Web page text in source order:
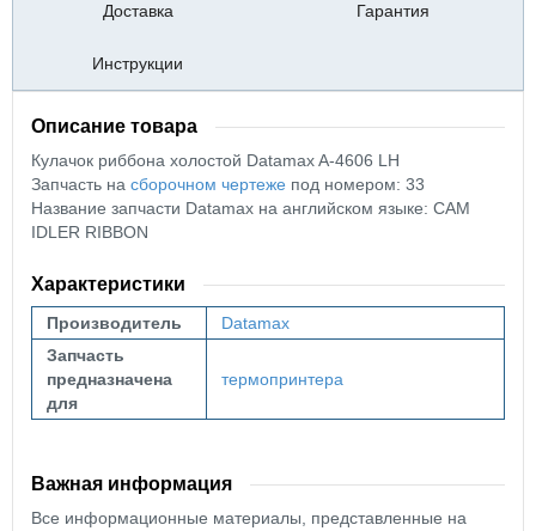
Доставка Гарантия
Инструкции
Описание товара
Кулачок риббона холостой Datamax A-4606 LH
Запчасть на сборочном чертеже под номером: 33
Название запчасти Datamax на английском языке: CAM
IDLER RIBBON
Характеристики
Производитель
Datamax
Запчасть
предназначена
для
термопринтера
Важная информация
Все информационные материалы, представленные на